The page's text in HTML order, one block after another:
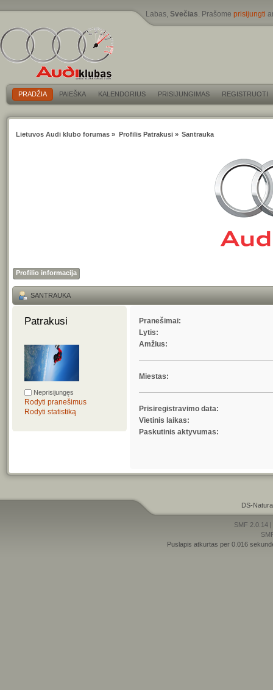
Labas, Svečias. Prašome prisijungti
PRADŽIA PAIEŠKA KALENDORIUS PRISIJUNGIMAS REGISTRUOTI
Lietuvos Audi klubo forumas » Profilis Patrakusi» Santrauka
Profilio informacija
SANTRAUKA
Patrakusi
Neprisijungęs
Rodyti pranešimus
Rodyti statistiką
Pranešimai:
Lytis:
Amžius:
Miestas:
Prisiregistravimo data:
Vietinis laikas:
Paskutinis aktyvumas:
DS-
SMF 2.0.14|
Puslapis atkurtas per 0.016